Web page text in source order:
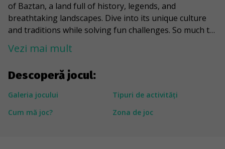
Descoperă jocul:
Galeria jocului
Tipuri de activități
Cum mă joc?
Zona de joc
of Baztan, a land full of history, legends, and
breathtaking landscapes. Dive into its unique culture
and traditions while solving fun challenges. So much to
discover, so much fun! Charge your phone, bring your
friends, and let the adventure begin.
Vezi mai mult